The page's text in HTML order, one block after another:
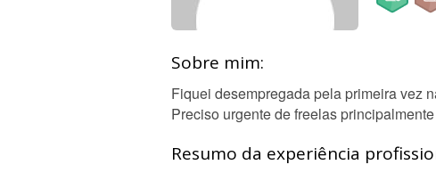
Sobre mim:
Fiquei desempregada pela primeira vez
Preciso urgente de freelas
Resumo da experiência